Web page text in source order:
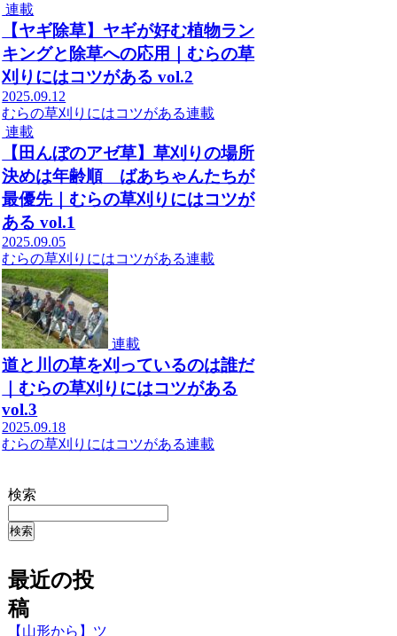
連載
【ヤギ除草】ヤギが好む植物ラン
キングと除草への応用｜むらの草
刈りにはコツがある vol.2
2025.09.12
むらの草刈りにはコツがある連載
連載
【田んぼのアゼ草】草刈りの場所
決めは年齢順 ばあちゃんたちが
最優先｜むらの草刈りにはコツが
ある vol.1
2025.09.05
むらの草刈りにはコツがある連載
連載
道と川の草を刈っているのは誰だ
｜むらの草刈りにはコツがある
vol.3
2025.09.18
むらの草刈りにはコツがある連載
検索
検索
最近の投
稿
【山形から】ツ